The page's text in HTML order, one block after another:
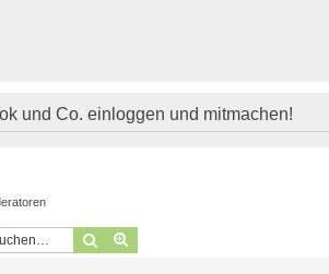
und Co. einloggen und mitmachen!
Suche